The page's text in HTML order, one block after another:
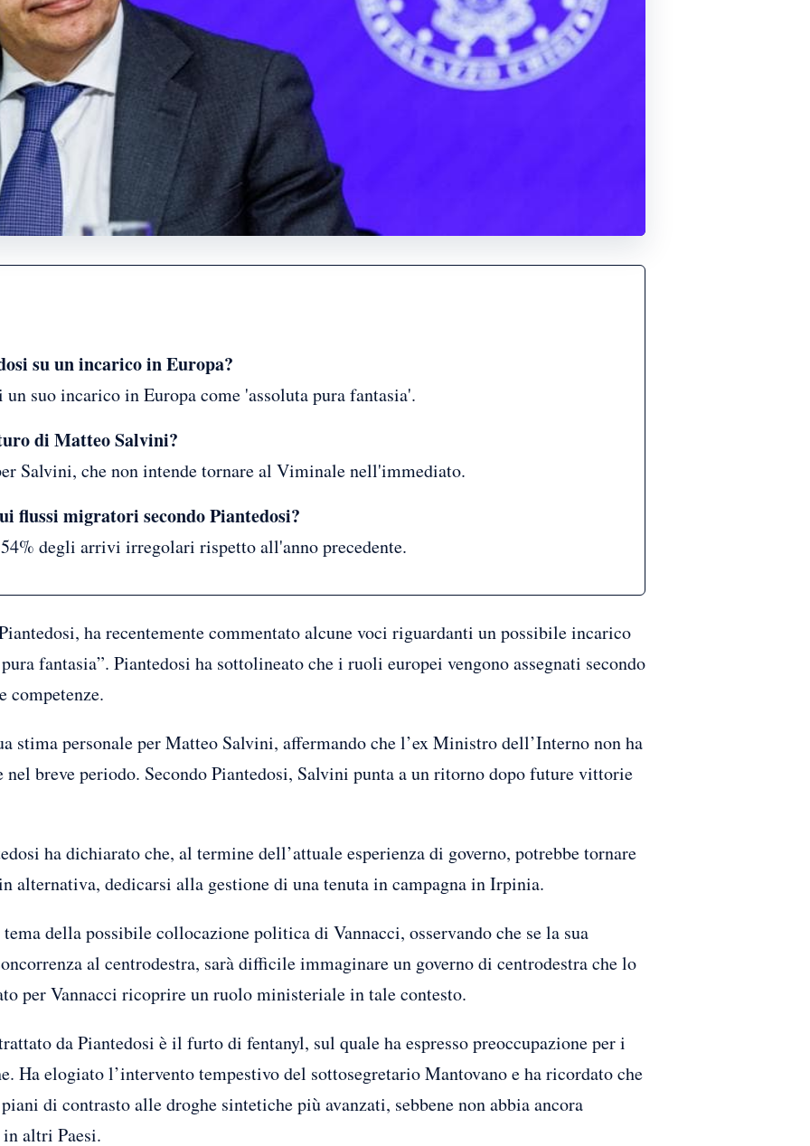
su un incarico in Europa?
suo incarico in Europa come 'assoluta pura fantasia'.
di Matteo Salvini?
Salvini, che non intende tornare al Viminale nell'immediato.
flussi migratori secondo Piantedosi?
degli arrivi irregolari rispetto all'anno precedente.
ha recentemente commentato alcune voci riguardanti un possibile incarico
fantasia”. Piantedosi ha sottolineato che i ruoli europei vengono assegnati secondo
competenze.
stima personale per Matteo Salvini, affermando che l’ex Ministro dell’Interno non ha
breve periodo. Secondo Piantedosi, Salvini punta a un ritorno dopo future vittorie
ha dichiarato che, al termine dell’attuale esperienza di governo, potrebbe tornare
alternativa, dedicarsi alla gestione di una tenuta in campagna in Irpinia.
della possibile collocazione politica di Vannacci, osservando che se la sua
al centrodestra, sarà difficile immaginare un governo di centrodestra che lo
per Vannacci ricoprire un ruolo ministeriale in tale contesto.
da Piantedosi è il furto di fentanyl, sul quale ha espresso preoccupazione per i
Ha elogiato l’intervento tempestivo del sottosegretario Mantovano e ha ricordato che
di contrasto alle droghe sintetiche più avanzati, sebbene non abbia ancora
altri Paesi.